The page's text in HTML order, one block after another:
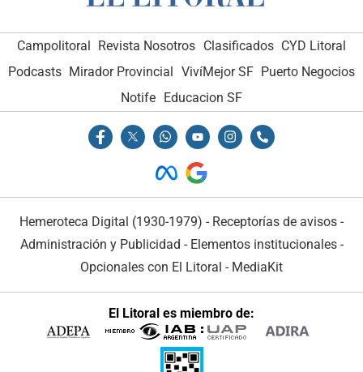
Campolitoral Revista Nosotros Clasificados CYD Litoral
Podcasts Mirador Provincial VivíMejor SF Puerto Negocios
Notife Educacion SF
Hemeroteca Digital (1930-1979) - Receptorías de avisos -
Administración y Publicidad - Elementos institucionales-
Opcionales con El Litoral - MediaKit
El Litoral es miembro de: